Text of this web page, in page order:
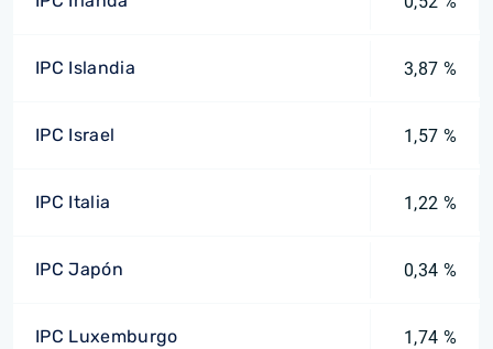
IPC Islandia 3,87 %
IPC Israel 1,57 %
IPC Italia 1,22 %
IPC Japón 0,34 %
IPC Luxemburgo 1,74 %